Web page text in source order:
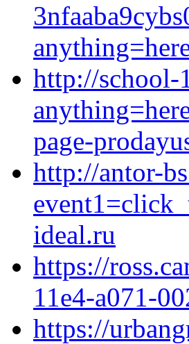
http://
page-
http://antor-
ideal.ru
https://
11e4-a071-
https://